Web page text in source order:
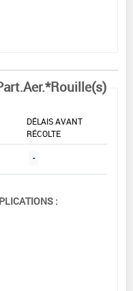
DÉLAIS AVANT
RÉCOLTE
-
: